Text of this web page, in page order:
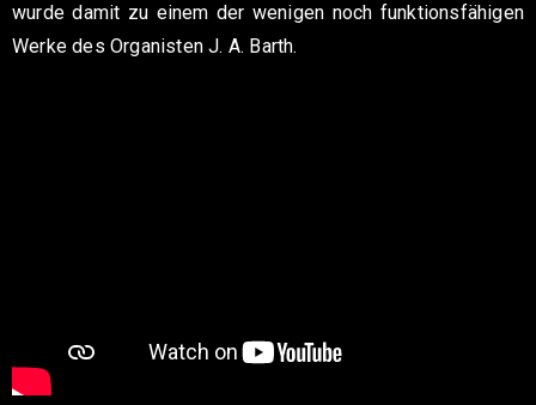
wurde damit zu einem der wenigen noch funktionsfähigen
Werke des Organisten J. A. Barth.